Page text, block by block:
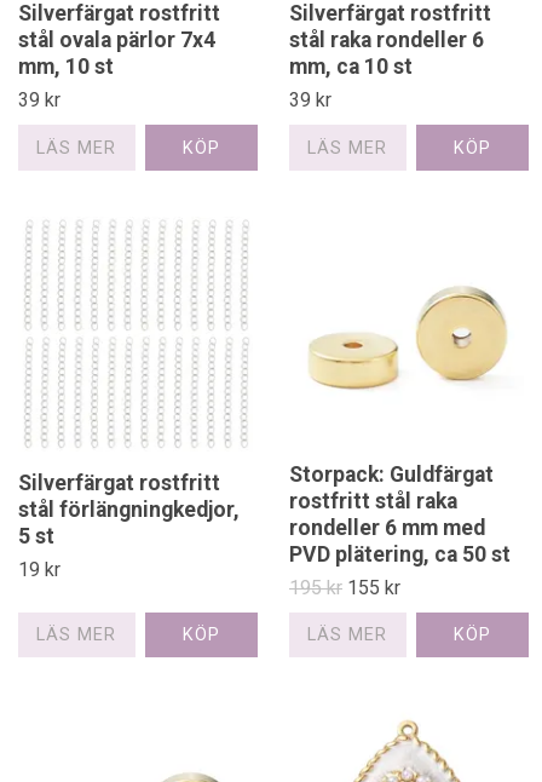
Silverfärgat rostfritt
stål ovala pärlor 7x4
mm, 10 st
39 kr
LÄS MER
Silverfärgat rostfritt
stål raka rondeller 6
mm, ca 10 st
39 kr
LÄS MER
Silverfärgat rostfritt
stål förlängningkedjor,
5 st
19 kr
LÄS MER
Storpack: Guldfärgat
rostfritt stål raka
rondeller 6 mm med
PVD plätering, ca 50 st
195 kr 155 kr
LÄS MER